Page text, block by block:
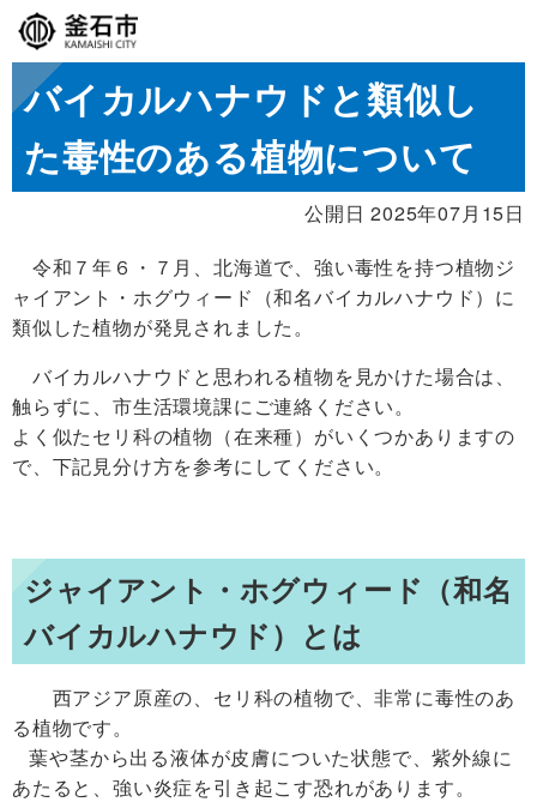
バイカルハナウドと類似し
た毒性のある植物について
公開日 2025年07月15日
令和７年６・７月、北海道で、強い毒性を持つ植物ジ
ャイアント・ホグウィード（和名バイカルハナウド）に
類似した植物が発見されました。
バイカルハナウドと思われる植物を見かけた場合は、
触らずに、市生活環境課にご連絡ください。
よく似たセリ科の植物（在来種）がいくつかありますの
で、下記見分け方を参考にしてください。
ジャイアント・ホグウィード（和名
バイカルハナウド）とは
西アジア原産の、セリ科の植物で、非常に毒性のあ
る植物です。
葉や茎から出る液体が皮膚についた状態で、紫外線に
あたると、強い炎症を引き起こす恐れがあります。